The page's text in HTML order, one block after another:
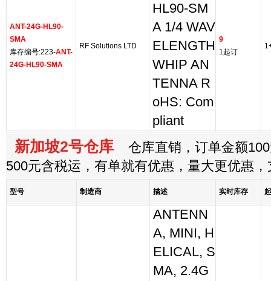
ANT-24G-HL90-
SMA
库存编号:223-ANT-
24G-HL90-SMA
RF Solutions LTD
HL90-SM
A 1/4 WAV
ELENGTH
WHIP AN
TENNA R
oHS: Com
pliant
9
1起订
新加坡2号仓库 仓库直销，订单金额
500元含税运，有单就有优惠，量大更优惠
型号 制造商 描述 实时库存
ANTENN
A, MINI, H
ELICAL, S
MA, 2.4G